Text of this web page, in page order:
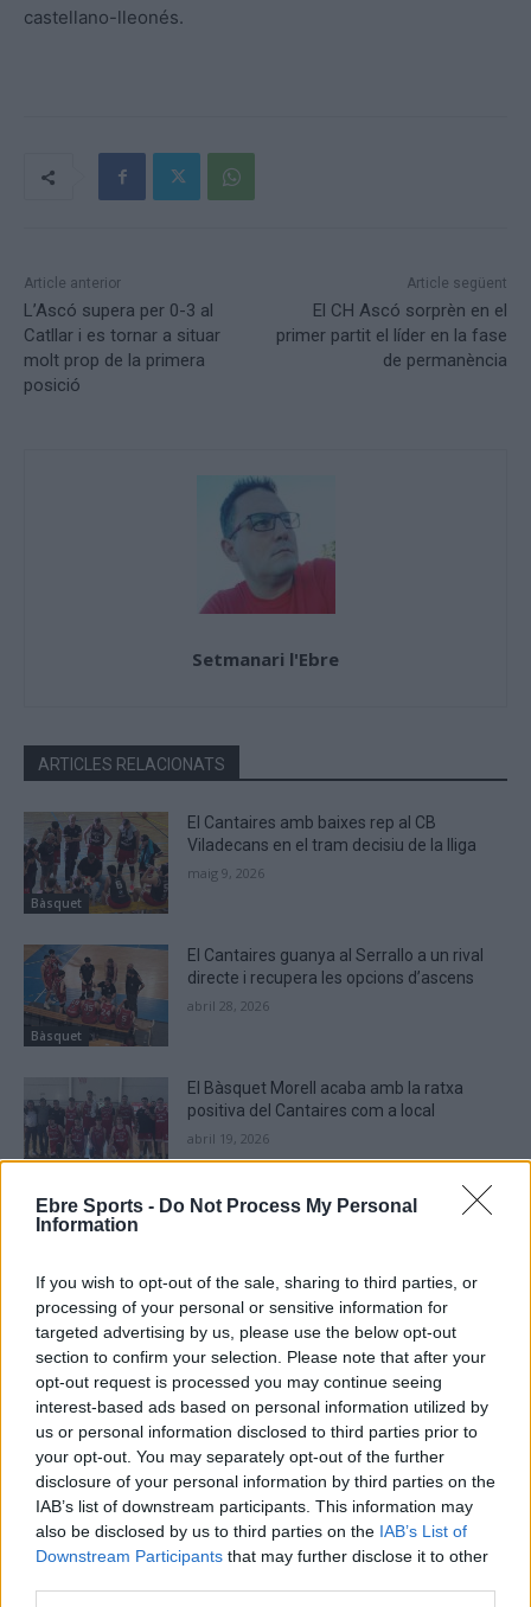
Ebre Sports - Do Not Process My Personal
Information
If you wish to opt-out of the sale, sharing to third parties, or
processing of your personal or sensitive information for
targeted advertising by us, please use the below opt-out
section to confirm your selection. Please note that after your
opt-out request is processed you may continue seeing
interest-based ads based on personal information utilized by
us or personal information disclosed to third parties prior to
your opt-out. You may separately opt-out of the further
disclosure of your personal information by third parties on the
IAB’s list of downstream participants. This information may
also be disclosed by us to third parties on the IAB’s List of
Downstream Participants that may further disclose it to other
castellano-lleonés.
Article anterior
L’Ascó supera per 0-3 al
Catllar i es tornar a situar
molt prop de la primera
posició
Article següent
El CH Ascó sorprèn en el
primer partit el líder en la fase
de permanència
Setmanari l'Ebre
ARTICLES RELACIONATS
Bàsquet
El Cantaires amb baixes rep al CB
Viladecans en el tram decisiu de la lliga
maig 9, 2026
Bàsquet
El Cantaires guanya al Serrallo a un rival
directe i recupera les opcions d’ascens
abril 28, 2026
Bàsquet
El Bàsquet Morell acaba amb la ratxa
positiva del Cantaires com a local
abril 19, 2026
DEIXA UNA RESPOSTA
Comentari: